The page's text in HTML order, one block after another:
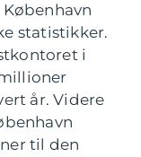
statistikker.
i
år. Videre
til den